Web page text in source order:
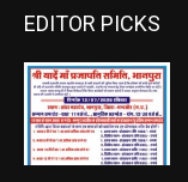
EDITOR PICKS